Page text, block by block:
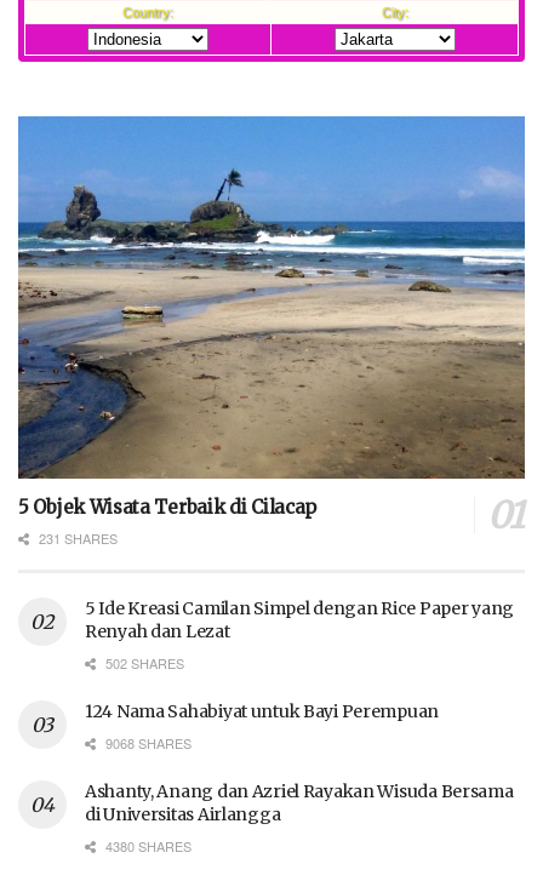
5 Objek Wisata Terbaik di Cilacap
231 SHARES
5 Ide Kreasi Camilan Simpel dengan Rice Paper yang
Renyah dan Lezat
502 SHARES
124 Nama Sahabiyat untuk Bayi Perempuan
9068 SHARES
Ashanty, Anang dan Azriel Rayakan Wisuda Bersama
di Universitas Airlangga
4380 SHARES